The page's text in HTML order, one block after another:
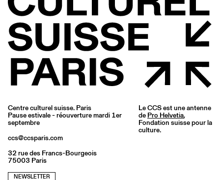
Centre culturel suisse. Paris
Pause estivale - réouverture mardi 1er
septembre
ccs@ccsparis.com
32 rue des Francs-Bourgeois
75003 Paris
NEWSLETTER
Le CCS est une antenne
de Pro Helvetia,
Fondation suisse pour la
culture.